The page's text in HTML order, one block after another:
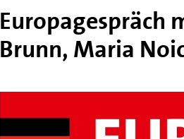
Europagespräch
Brunn, Maria